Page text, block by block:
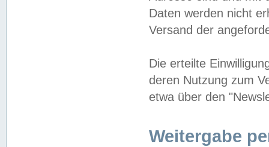
Daten werden nicht
Versand der
Die erteilte
deren Nutzung zum
etwa über den
Weitergabe